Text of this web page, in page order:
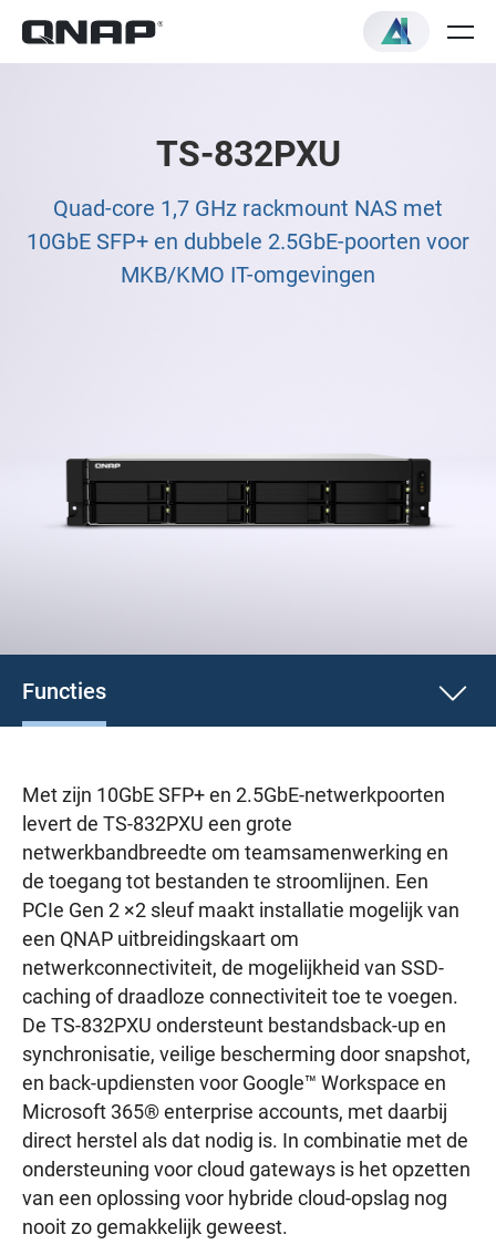
TS-832PXU
Quad-core 1,7 GHz rackmount NAS met
10GbE SFP+ en dubbele 2.5GbE-poorten voor
MKB/KMO IT-omgevingen
Functies
Met zijn 10GbE SFP+ en 2.5GbE-netwerkpoorten
levert de TS-832PXU een grote
netwerkbandbreedte om teamsamenwerking en
de toegang tot bestanden te stroomlijnen. Een
PCIe Gen 2 ×2 sleuf maakt installatie mogelijk van
een QNAP uitbreidingskaart om
netwerkconnectiviteit, de mogelijkheid van SSD-
caching of draadloze connectiviteit toe te voegen.
De TS-832PXU ondersteunt bestandsback-up en
synchronisatie, veilige bescherming door snapshot,
en back-updiensten voor Google™ Workspace en
Microsoft 365® enterprise accounts, met daarbij
direct herstel als dat nodig is. In combinatie met de
ondersteuning voor cloud gateways is het opzetten
van een oplossing voor hybride cloud-opslag nog
nooit zo gemakkelijk geweest.